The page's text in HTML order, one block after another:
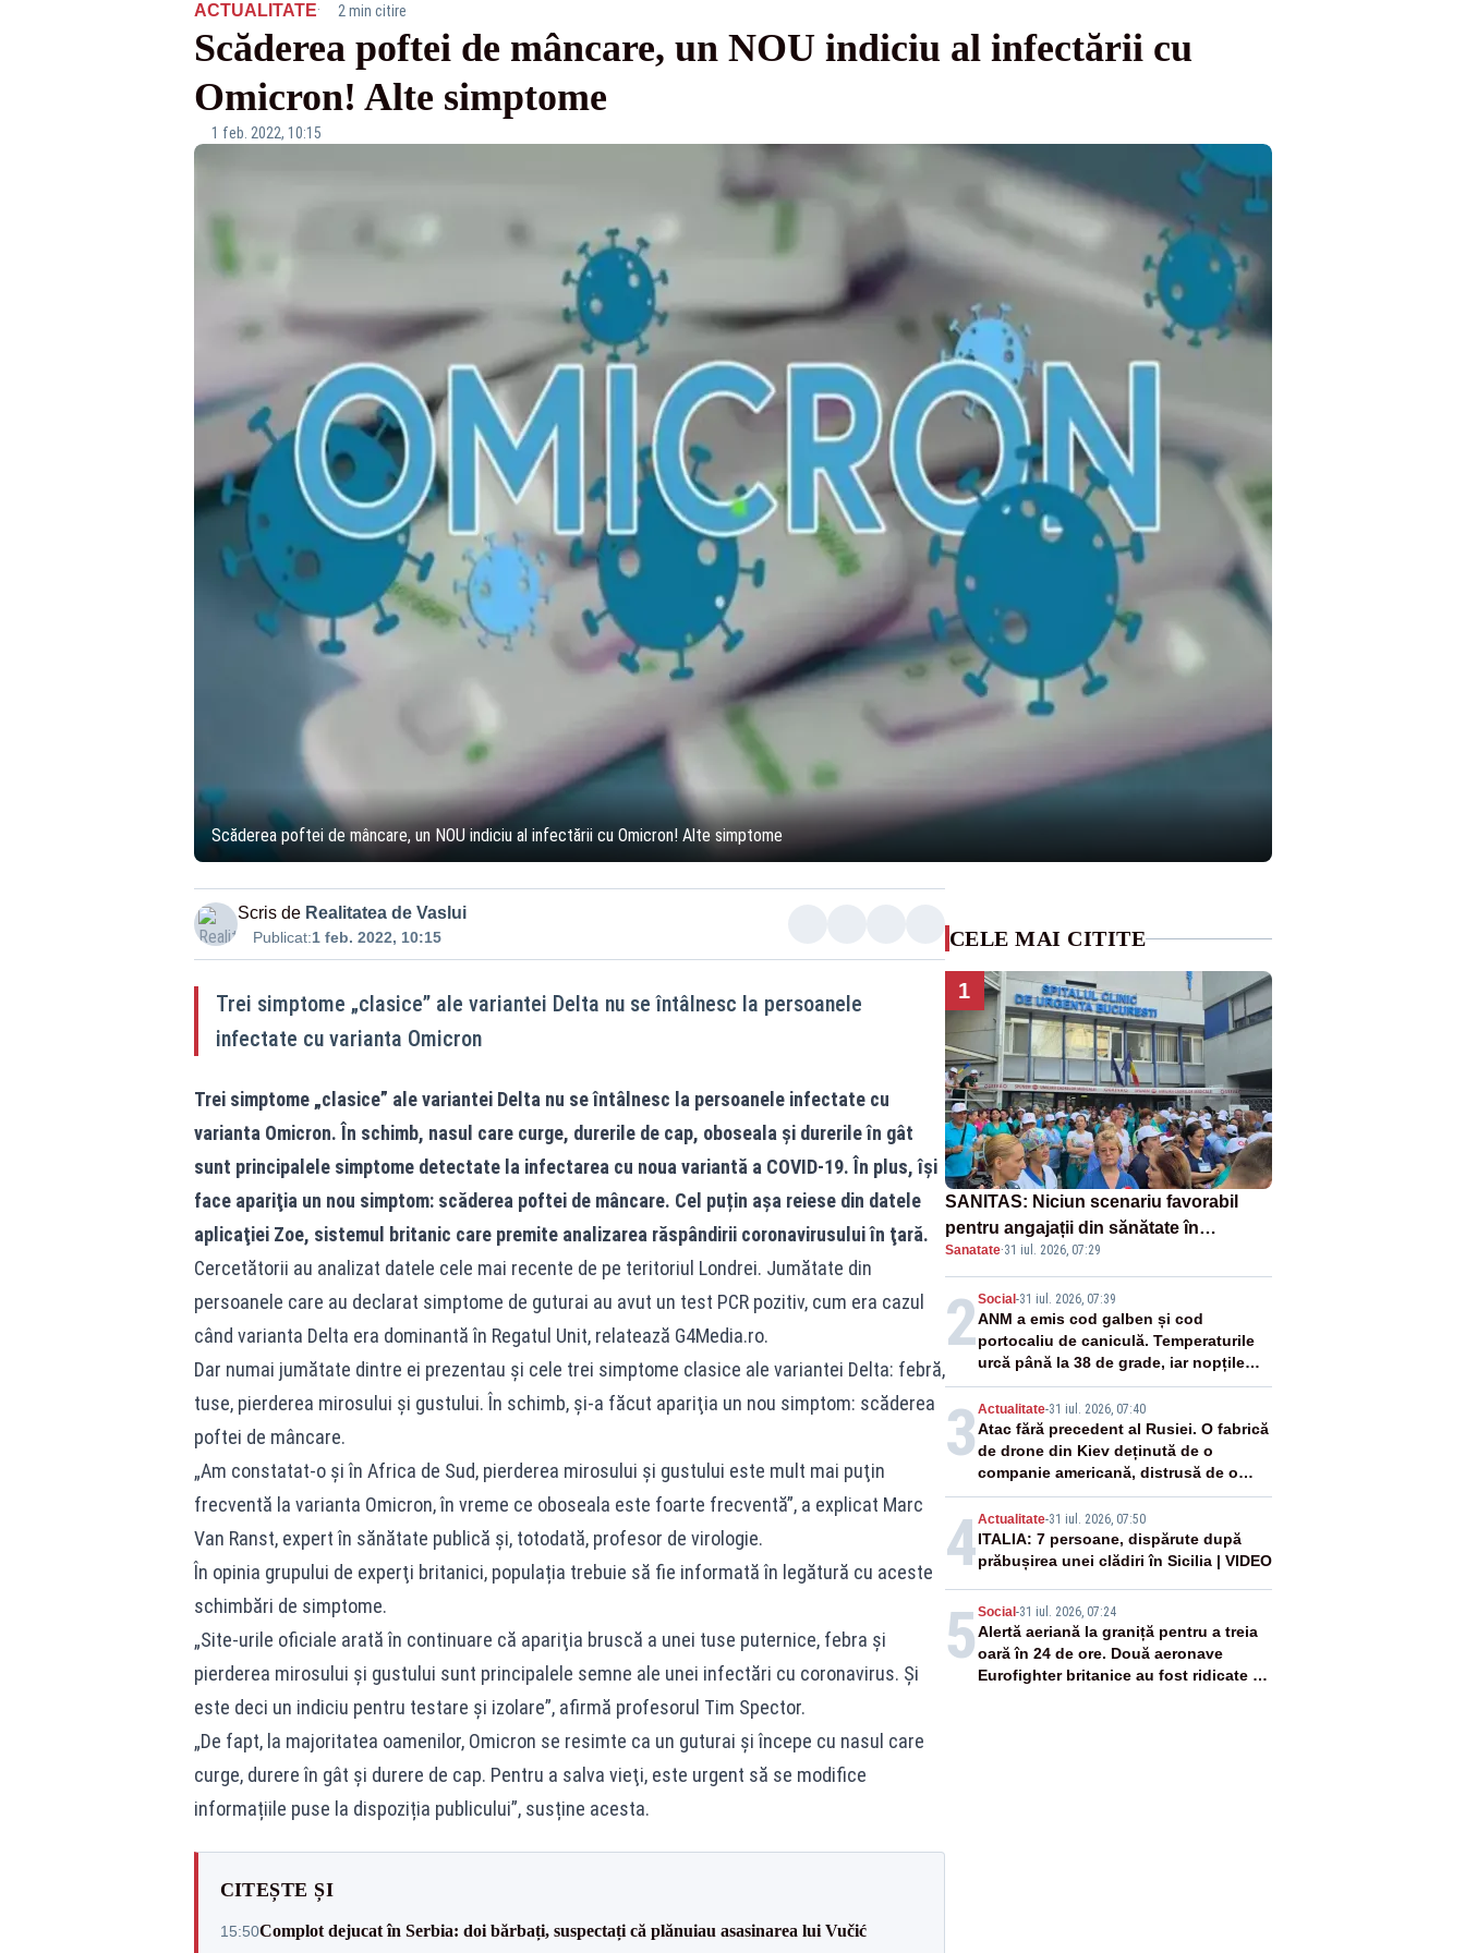
ACTUALITATE· 2 min citire
Scăderea poftei de mâncare, un NOU indiciu al infectării cu
Omicron! Alte simptome
1 feb. 2022, 10:15
Scăderea poftei de mâncare, un NOU indiciu al infectării cu Omicron! Alte simptome
Scris de Realitatea de Vaslui
Publicat:1 feb. 2022, 10:15
Trei simptome „clasice” ale variantei Delta nu se întâlnesc la persoanele
infectate cu varianta Omicron
Trei simptome „clasice” ale variantei Delta nu se întâlnesc la persoanele infectate cu
varianta Omicron. În schimb, nasul care curge, durerile de cap, oboseala şi durerile în gât
sunt principalele simptome detectate la infectarea cu noua variantă a COVID-19. În plus, își
face apariţia un nou simptom: scăderea poftei de mâncare. Cel puțin așa reiese din datele
aplicaţiei Zoe, sistemul britanic care premite analizarea răspândirii coronavirusului în ţară.
Cercetătorii au analizat datele cele mai recente de pe teritoriul Londrei. Jumătate din
persoanele care au declarat simptome de guturai au avut un test PCR pozitiv, cum era cazul
când varianta Delta era dominantă în Regatul Unit, relatează G4Media.ro.
Dar numai jumătate dintre ei prezentau şi cele trei simptome clasice ale variantei Delta: febră,
tuse, pierderea mirosului şi gustului. În schimb, și-a făcut apariţia un nou simptom: scăderea
poftei de mâncare.
„Am constatat-o şi în Africa de Sud, pierderea mirosului şi gustului este mult mai puţin
frecventă la varianta Omicron, în vreme ce oboseala este foarte frecventă”, a explicat Marc
Van Ranst, expert în sănătate publică și, totodată, profesor de virologie.
În opinia grupului de experţi britanici, populația trebuie să fie informată în legătură cu aceste
schimbări de simptome.
„Site-urile oficiale arată în continuare că apariţia bruscă a unei tuse puternice, febra şi
pierderea mirosului şi gustului sunt principalele semne ale unei infectări cu coronavirus. Şi
este deci un indiciu pentru testare şi izolare”, afirmă profesorul Tim Spector.
„De fapt, la majoritatea oamenilor, Omicron se resimte ca un guturai şi începe cu nasul care
curge, durere în gât şi durere de cap. Pentru a salva vieţi, este urgent să se modifice
informațiile puse la dispoziția publicului”, susține acesta.
CITEȘTE ȘI
15:50Complot dejucat în Serbia: doi bărbați, suspectați că plănuiau asasinarea lui Vučić
CELE MAI CITITE
1
SANITAS: Niciun scenariu favorabil
pentru angajații din sănătate în
proiectul Legii salarizării
Sanatate·31 iul. 2026, 07:29
2Social -31 iul. 2026, 07:39
ANM a emis cod galben și cod
portocaliu de caniculă. Temperaturile
urcă până la 38 de grade, iar nopțile
devin tropicale
3 Actualitate-31 iul. 2026, 07:40
Atac fără precedent al Rusiei. O fabrică
de drone din Kiev deținută de o
companie americană, distrusă de o
rachetă rusească
4Actualitate-31 iul. 2026, 07:50
ITALIA: 7 persoane, dispărute după
prăbușirea unei clădiri în Sicilia | VIDEO
5 Social -31 iul. 2026, 07:24
Alertă aeriană la graniță pentru a treia
oară în 24 de ore. Două aeronave
Eurofighter britanice au fost ridicate de